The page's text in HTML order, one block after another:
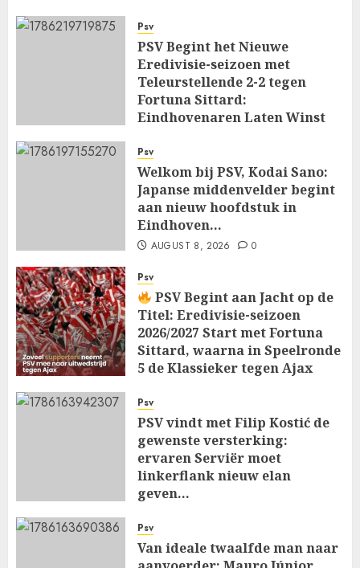
Psv
PSV Begint het Nieuwe
Eredivisie-seizoen met
Teleurstellende 2-2 tegen
Fortuna Sittard:
Eindhovenaren Laten Winst
AUGUST 8, 2026
Psv
Welkom bij PSV, Kodai Sano:
Japanse middenvelder begint
aan nieuw hoofdstuk in
Eindhoven…
AUGUST 8, 2026 0
Psv
PSV Begint aan Jacht op de
Titel: Eredivisie-seizoen
2026/2027 Start met Fortuna
Sittard, waarna in Speelronde
5 de Klassieker tegen Ajax
AUGUST 8, 2026
Psv
PSV vindt met Filip Kostić de
gewenste versterking:
ervaren Serviër moet
linkerflank nieuw elan
geven…
Psv
Van ideale twaalfde man naar